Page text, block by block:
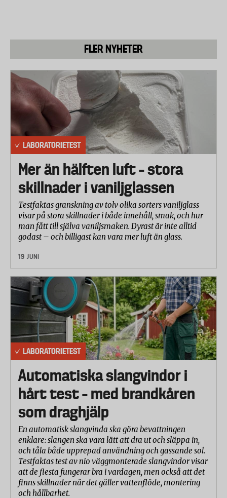
FLER NYHETER
LABORATORIETEST
Mer än hälften luft – stora
skillnader i vaniljglassen
Testfaktas granskning av tolv olika sorters vaniljglass
visar på stora skillnader i både innehåll, smak, och hur
man fått till själva vaniljsmaken. Dyrast är inte alltid
godast – och billigast kan vara mer luft än glass.
19 JUNI
LABORATORIETEST
Automatiska slangvindor i
hårt test – med brandkåren
som draghjälp
En automatisk slangvinda ska göra bevattningen
enklare: slangen ska vara lätt att dra ut och släppa in,
och tåla både upprepad användning och gassande sol.
Testfaktas test av nio väggmonterade slangvindor visar
att de flesta fungerar bra i vardagen, men också att det
finns skillnader när det gäller vattenflöde, montering
och hållbarhet.